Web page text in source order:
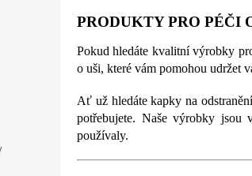
PRODUKTY PRO PÉČI
Pokud hledáte kvalitní výrobky
o uši, které vám pomohou udržet
Ať už hledáte kapky na
potřebujete. Naše výrobky jsou
používaly.